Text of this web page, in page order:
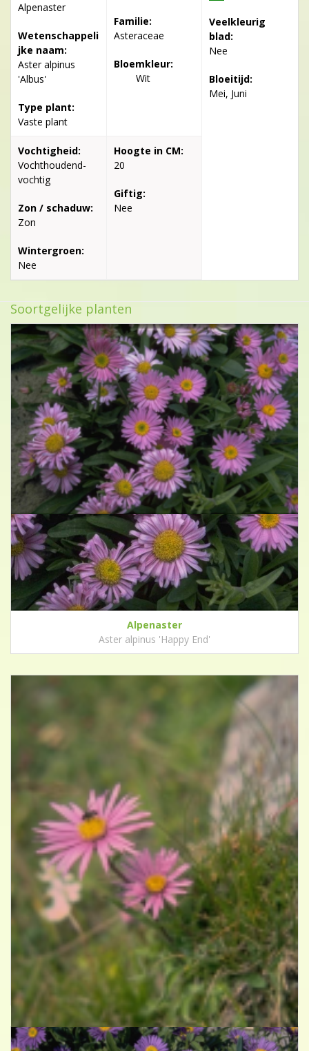
Alpenaster
Wetenschappeli
jke naam:
Aster alpinus
'Albus'
Type plant:
Vaste plant
Familie:
Asteraceae
Bloemkleur:
Wit
Veelkleurig
blad:
Nee
Bloeitijd:
Mei, Juni
Vochtigheid:
Vochthoudend-
vochtig
Zon / schaduw:
Zon
Wintergroen:
Nee
Hoogte in CM:
20
Giftig:
Nee
Soortgelijke planten
Alpenaster
Aster alpinus 'Happy End'
Alpenaster
Aster alpinus